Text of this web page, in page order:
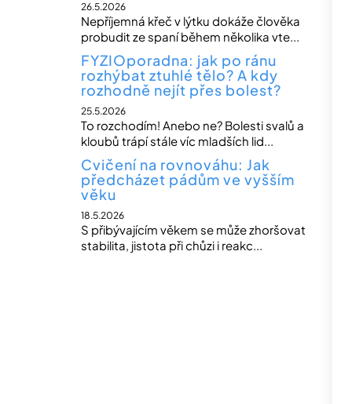
26.5.2026
Nepříjemná křeč v lýtku dokáže člověka
probudit ze spaní během několika vte...
FYZIOporadna: jak po ránu
rozhýbat ztuhlé tělo? A kdy
rozhodně nejít přes bolest?
25.5.2026
To rozchodím! Anebo ne? Bolesti svalů a
kloubů trápí stále víc mladších lid...
Cvičení na rovnováhu: Jak
předcházet pádům ve vyšším
věku
18.5.2026
S přibývajícím věkem se může zhoršovat
stabilita, jistota při chůzi i reakc...